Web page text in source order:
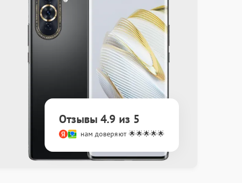
Отзывы 4.9 из 5
нам доверяют 🌟🌟🌟🌟🌟